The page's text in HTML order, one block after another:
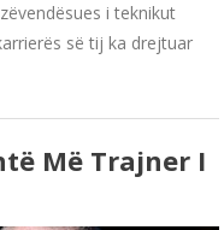
i teknikut
së tij ka drejtuar
Më Trajner I